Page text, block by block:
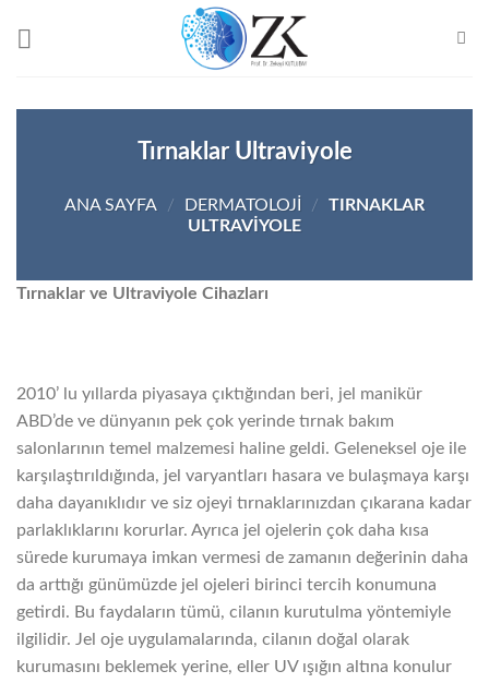
Tırnaklar Ultraviyole
ANA SAYFA / DERMATOLOJI /
TIRNAKLAR
ULTRAVIYOLE
Tırnaklar ve Ultraviyole Cihazları
2010’ lu yıllarda piyasaya çıktığından beri, jel manikür
ABD’de ve dünyanın pek çok yerinde tırnak bakım
salonlarının temel malzemesi haline geldi. Geleneksel oje ile
karşılaştırıldığında, jel varyantları hasara ve bulaşmaya karşı
daha dayanıklıdır ve siz ojeyi tırnaklarınızdan çıkarana kadar
parlaklıklarını korurlar. Ayrıca jel ojelerin çok daha kısa
sürede kurumaya imkan vermesi de zamanın değerinin daha
da arttığı günümüzde jel ojeleri birinci tercih konumuna
getirdi. Bu faydaların tümü, cilanın kurutulma yöntemiyle
ilgilidir. Jel oje uygulamalarında, cilanın doğal olarak
kurumasını beklemek yerine, eller UV ışığın altına konulur